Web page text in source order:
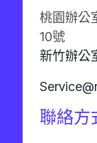
桃園辦公
10號
新竹辦公
聯絡方